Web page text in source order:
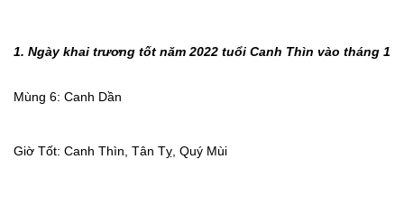
1. Ngày khai trương tốt năm 2022 tuổi Canh Thìn vào tháng 1
Mùng 6: Canh Dần
Giờ Tốt: Canh Thìn, Tân Tỵ, Quý Mùi